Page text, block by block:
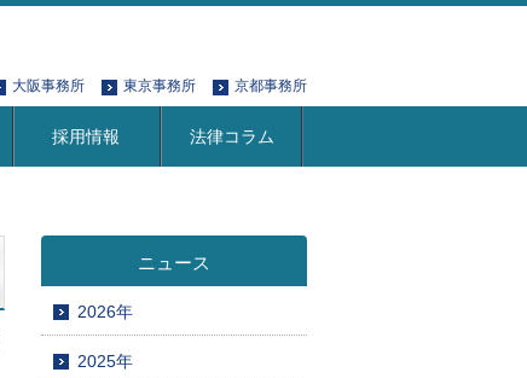
大阪事務所 東京事務所 京都事務所
採用情報 法律コラム
ニュース
2026年
2025年